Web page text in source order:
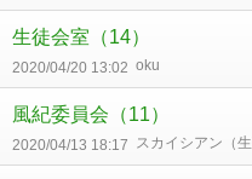
生徒会室 （14）
2020/04/20 13:02 oku
風紀委員会 （11）
2020/04/13 18:17 スカイシアン（